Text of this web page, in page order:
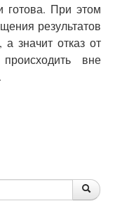
готова. При этом
результатов
значит отказ от
вне